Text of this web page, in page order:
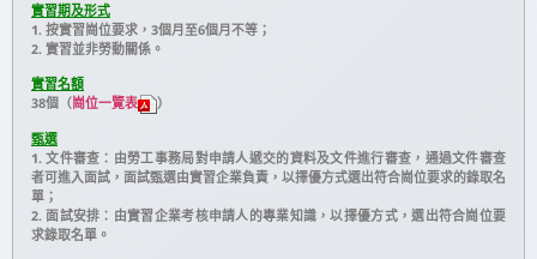
實習期及形式
1. 按實習崗位要求，3個月至6個月不等；
2. 實習並非勞動關係。
實習名額
38個（崗位一覽表 ）
甄選
1. 文件審查：由勞工事務局對申請人遞交的資料及文件進行審查，通過文件審查
者可進入面試，面試甄選由實習企業負責，以擇優方式選出符合崗位要求的錄取名
單；
2. 面試安排：由實習企業考核申請人的專業知識，以擇優方式，選出符合崗位要
求錄取名單。